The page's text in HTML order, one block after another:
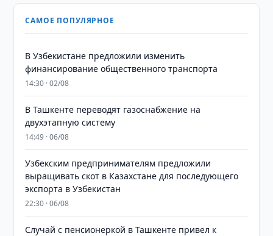
САМОЕ ПОПУЛЯРНОЕ
В Узбекистане предложили изменить
финансирование общественного транспорта
14:30 · 02/08
В Ташкенте переводят газоснабжение на
двухэтапную систему
14:49 · 06/08
Узбекским предпринимателям предложили
выращивать скот в Казахстане для последующего
экспорта в Узбекистан
22:30 · 06/08
Случай с пенсионеркой в Ташкенте привел к